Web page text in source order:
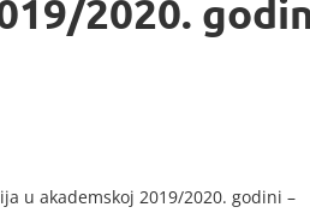
2020.
u akademskoj 2019/2020. godini –